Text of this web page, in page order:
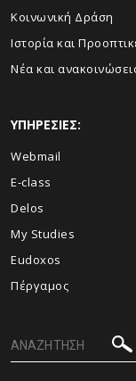
Κοινωνική Δράση
Ιστορία και
Νέα και
ΥΠΗΡΕΣΙΕΣ:
Webmail
E-class
Delos
My Studies
Eudoxos
Πέργαμος